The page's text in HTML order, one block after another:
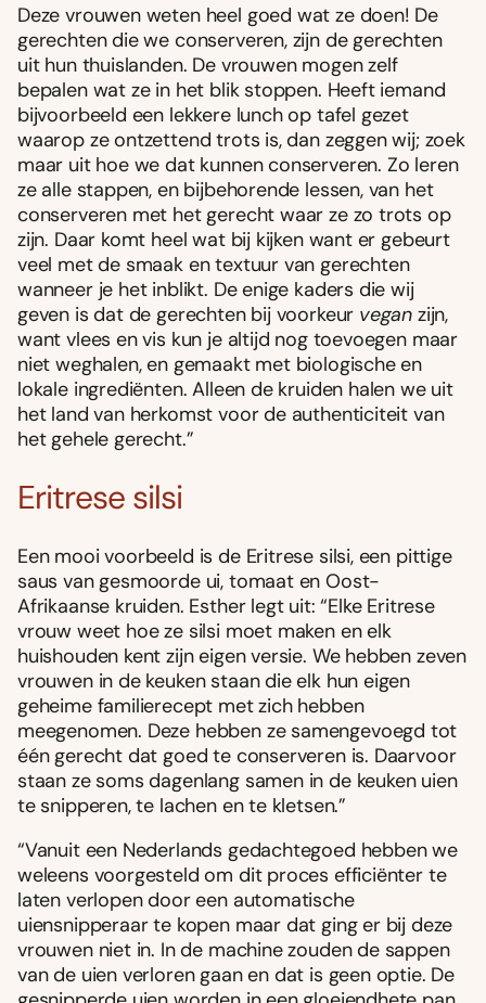
Deze vrouwen weten heel goed wat ze doen! De
gerechten die we conserveren, zijn de gerechten
uit hun thuislanden. De vrouwen mogen zelf
bepalen wat ze in het blik stoppen. Heeft iemand
bijvoorbeeld een lekkere lunch op tafel gezet
waarop ze ontzettend trots is, dan zeggen wij; zoek
maar uit hoe we dat kunnen conserveren. Zo leren
ze alle stappen, en bijbehorende lessen, van het
conserveren met het gerecht waar ze zo trots op
zijn. Daar komt heel wat bij kijken want er gebeurt
veel met de smaak en textuur van gerechten
wanneer je het inblikt. De enige kaders die wij
geven is dat de gerechten bij voorkeur vegan zijn,
want vlees en vis kun je altijd nog toevoegen maar
niet weghalen, en gemaakt met biologische en
lokale ingrediënten. Alleen de kruiden halen we uit
het land van herkomst voor de authenticiteit van
het gehele gerecht.”
Eritrese silsi
Een mooi voorbeeld is de Eritrese silsi, een pittige
saus van gesmoorde ui, tomaat en Oost-
Afrikaanse kruiden. Esther legt uit: “Elke Eritrese
vrouw weet hoe ze silsi moet maken en elk
huishouden kent zijn eigen versie. We hebben zeven
vrouwen in de keuken staan die elk hun eigen
geheime familierecept met zich hebben
meegenomen. Deze hebben ze samengevoegd tot
één gerecht dat goed te conserveren is. Daarvoor
staan ze soms dagenlang samen in de keuken uien
te snipperen, te lachen en te kletsen.”
“Vanuit een Nederlands gedachtegoed hebben we
weleens voorgesteld om dit proces efficiënter te
laten verlopen door een automatische
uiensnipperaar te kopen maar dat ging er bij deze
vrouwen niet in. In de machine zouden de sappen
van de uien verloren gaan en dat is geen optie. De